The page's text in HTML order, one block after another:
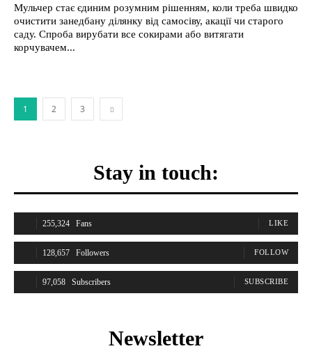
Мульчер стає єдиним розумним рішенням, коли треба швидко
очистити занедбану ділянку від самосіву, акації чи старого
саду. Спроба вирубати все сокирами або витягати
корчувачем...
1 2 3
Stay in touch:
255,324 Fans LIKE
128,657 Followers FOLLOW
97,058 Subscribers SUBSCRIBE
Newsletter